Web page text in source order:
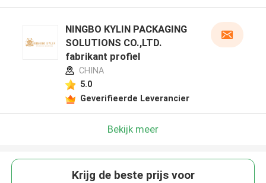
NINGBO KYLIN PACKAGING
SOLUTIONS CO.,LTD.
fabrikant profiel
CHINA
5.0
Geverifieerde Leverancier
Bekijk meer
Krijg de beste prijs voor